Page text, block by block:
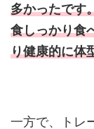
多かったです
食しっかり食
り健康的に体
一方で、トレ